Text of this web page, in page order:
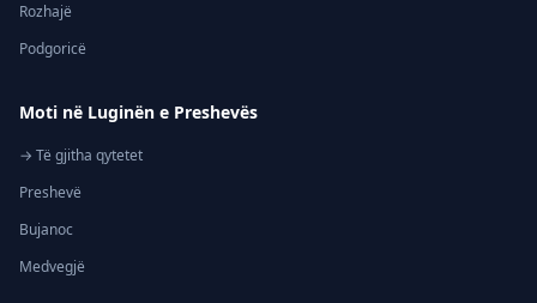
Rozhajë
Podgoricë
Moti në Luginën e Preshevës
→ Të gjitha qytetet
Preshevë
Bujanoc
Medvegjë